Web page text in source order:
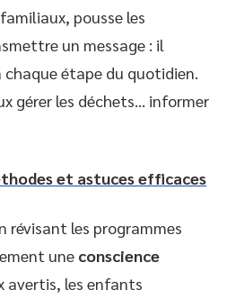
pousse les
un message : il
étape du quotidien.
gérer les déchets… informer
et astuces efficaces
révisant les programmes
une conscience
avertis, les enfants